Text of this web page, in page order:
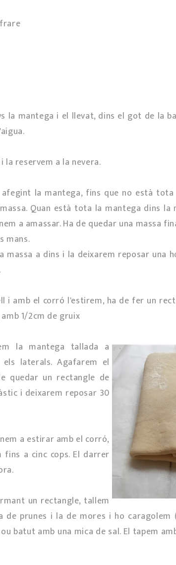
la mantega i el llevat, dins el got de la
reservem a la nevera.
la mantega, fins que no està
Quan està tota la mantega dins
a amassar. Ha de quedar una massa
mans.
massa a dins i la deixarem reposar una
i amb el corró l'estirem, ha de fer un
1/2cm de gruix
la mantega tallada a
laterals. Agafarem el
quedar un rectangle de
i deixarem reposar 30
a estirar amb el corró,
a cinc cops. El darrer
un rectangle, tallem
de prunes i la de mores i ho
batut amb una mica de sal. El tapem